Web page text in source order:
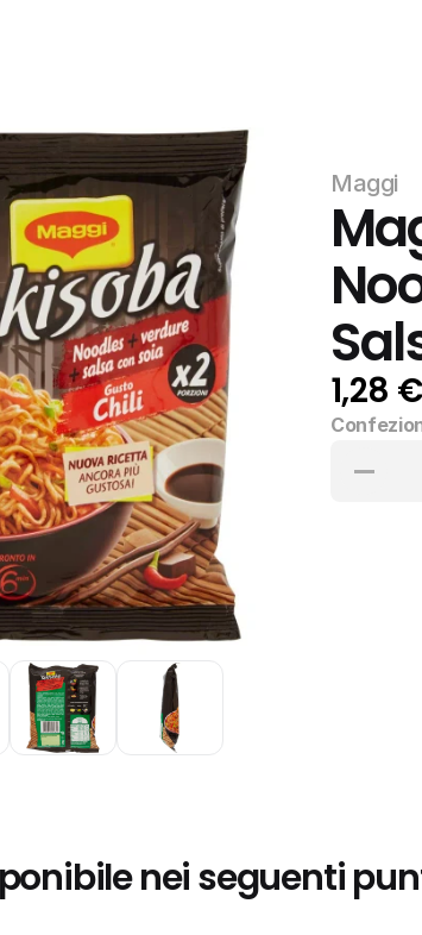
Maggi
1,28 €
nei seguenti